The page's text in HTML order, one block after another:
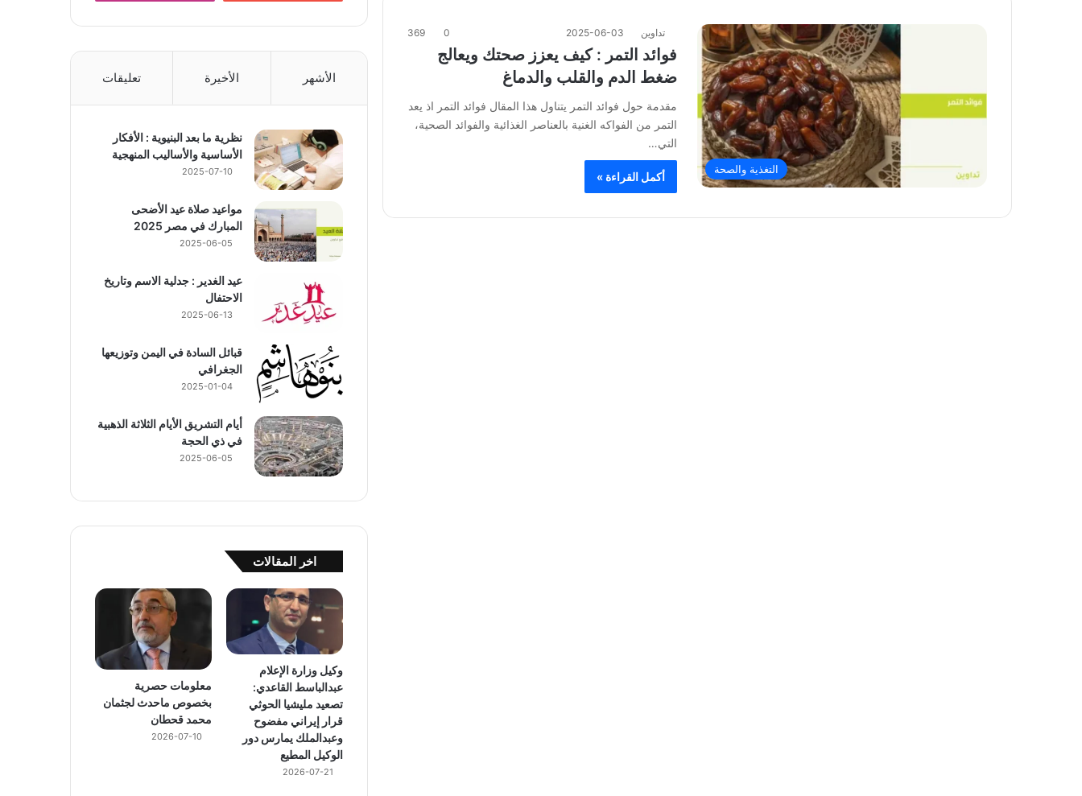
التغذية والصحة
تداوين 2025-06-03
0
369
فوائد التمر : كيف يعزز صحتك ويعالج
ضغط الدم والقلب والدماغ
مقدمة حول فوائد التمر يتناول هذا المقال فوائد التمر اذ يعد
التمر من الفواكه الغنية بالعناصر الغذائية والفوائد الصحية،
التي…
أكمل القراءة »
الأشهر الأخيرة تعليقات
نظرية ما بعد البنيوية : الأفكار
الأساسية والأساليب المنهجية
2025-07-10
مواعيد صلاة عيد الأضحى
المبارك في مصر 2025
2025-06-05
عيد الغدير : جدلية الاسم وتاريخ
الاحتفال
2025-06-13
قبائل السادة في اليمن وتوزيعها
الجغرافي
2025-01-04
أيام التشريق الأيام الثلاثة الذهبية
في ذي الحجة
2025-06-05
اخر المقالات
وكيل وزارة الإعلام
عبدالباسط القاعدي:
تصعيد مليشيا الحوثي
قرار إيراني مفضوح
وعبدالملك يمارس دور
الوكيل المطيع
2026-07-21
معلومات حصرية
بخصوص ماحدث لجثمان
محمد قحطان
2026-07-10